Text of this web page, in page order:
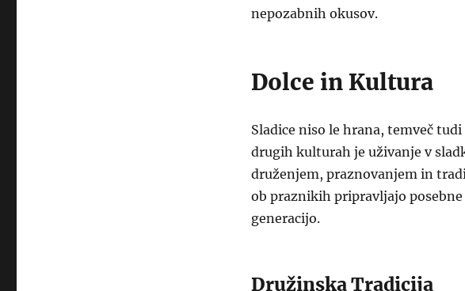
nepozabnih okusov.
Dolce in Kultura
Sladice niso le hrana, temveč
drugih kulturah je uživanje v
druženjem, praznovanjem in
ob praznikih pripravljajo posebne
generacijo.
Družinska Tradicija